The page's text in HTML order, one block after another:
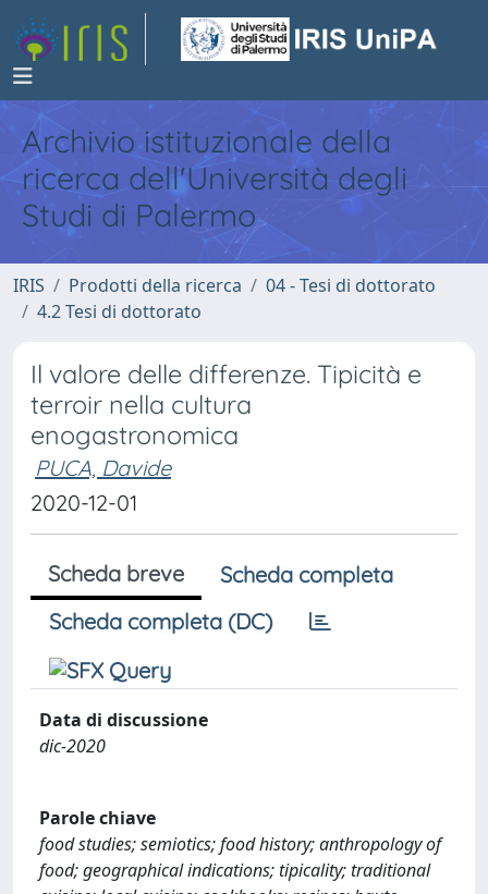
Archivio istituzionale della
ricerca dell'Università degli
Studi di Palermo
IRIS Prodotti della ricerca
04 - Tesi di dottorato
4.2 Tesi di dottorato
Il valore delle differenze. Tipicità e
terroir nella cultura
enogastronomica
PUCA, Davide
2020-12-01
Scheda breve
Scheda completa
Scheda completa (DC)
Data di discussione
dic-2020
Parole chiave
food studies; semiotics; food history; anthropology of
food; geographical indications; tipicality; traditional